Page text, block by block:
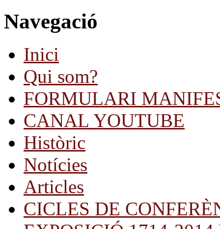
Navegació
Inici
Qui som?
FORMULARI
CANAL YOUTUBE
Històric
Notícies
Articles
CICLES DE